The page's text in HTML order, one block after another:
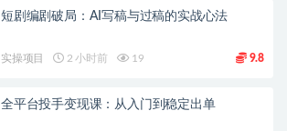
短剧编剧破局：AI写稿与过稿的实战心法
实操项目 2 小时前 19 9.8
全平台投手变现课：从入门到稳定出单